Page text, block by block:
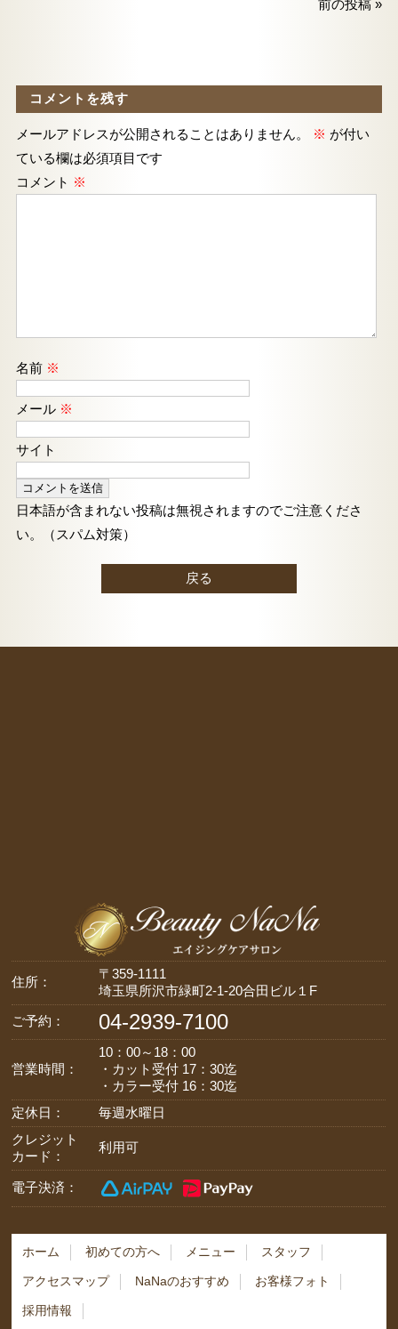
前の投稿 »
コメントを残す
メールアドレスが公開されることはありません。 ※ が付い
ている欄は必須項目です
コメント ※
名前 ※
メール ※
サイト
日本語が含まれない投稿は無視されますのでご注意くださ
い。（スパム対策）
戻る
住所：
〒359-1111
埼玉県所沢市緑町2-1-20合田ビル１F
ご予約：
04-2939-7100
営業時間：
10：00～18：00
・カット受付 17：30迄
・カラー受付 16：30迄
定休日：
毎週水曜日
クレジット
カード：
利用可
電子決済：
ホーム 初めての方へ メニュー スタッフ
アクセスマップ NaNaのおすすめ お客様フォト
採用情報